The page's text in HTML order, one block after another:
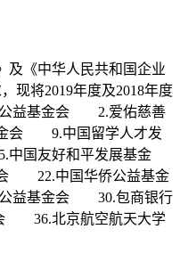
及《中华人民共和国企业
现将2019年度及2018年度
公益基金会 2.爱佑慈善
会 9.中国留学人才发
国友好和平发展基金
22.中国华侨公益基金
益基金会 30.包商银行
36.北京航空航天大学